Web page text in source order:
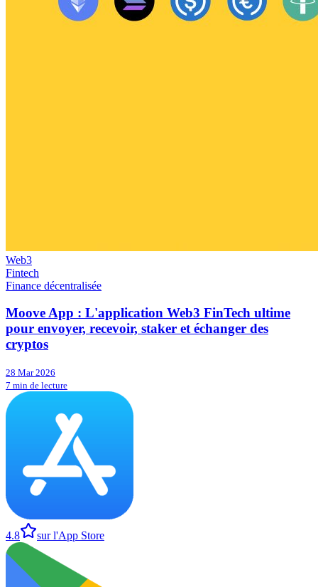
Web3
Fintech
Finance décentralisée
Moove App : L'application Web3 FinTech ultime
pour envoyer, recevoir, staker et échanger des
cryptos
28 Mar 2026
7 min de lecture
4.8 sur l'App Store